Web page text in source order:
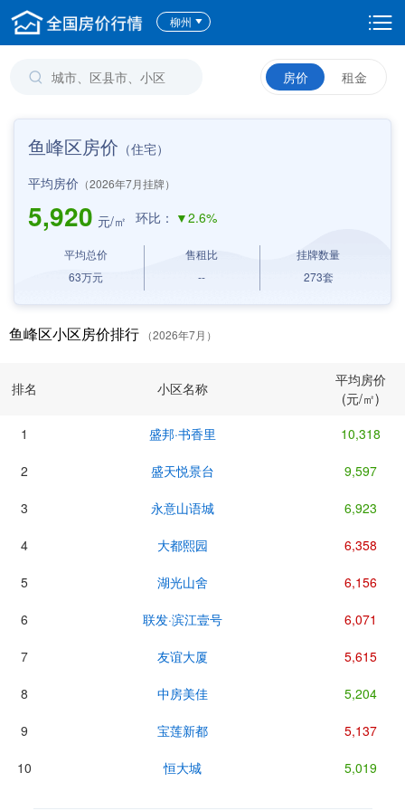
柳州
房价 租金
鱼峰区房价 （住宅）
平均房价 （2026年7月挂牌）
5,920 元/㎡ 环比： ▼2.6%
平均总价
63万元
售租比
--
挂牌数量
273套
鱼峰区小区房价排行 （2026年7月）
排名 小区名称
平均房价
(元/㎡)
1
盛邦·书香里 10,318
2 盛天悦景台 9,597
3 永意山语城 6,923
4 大都熙园 6,358
5 湖光山舍 6,156
6 联发·滨江壹号 6,071
7 友谊大厦 5,615
8 中房美佳 5,204
9 宝莲新都 5,137
10 恒大城 5,019